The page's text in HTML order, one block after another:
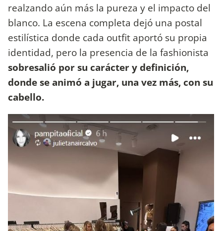
realzando aún más la pureza y el impacto del
blanco. La escena completa dejó una postal
estilística donde cada outfit aportó su propia
identidad, pero la presencia de la fashionista
sobresalió por su carácter y definición,
donde se animó a jugar, una vez más, con su
cabello.